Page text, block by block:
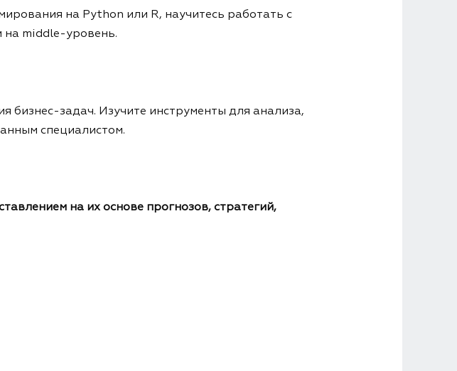
на Python или R, научитесь работать с
на middle-уровень.
бизнес-задач. Изучите инструменты для анализа,
специалистом.
на их основе прогнозов, стратегий,